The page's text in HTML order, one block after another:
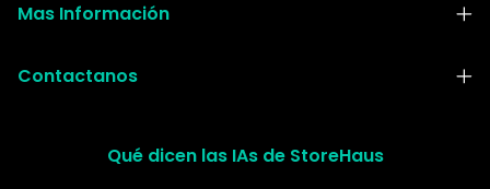
Mas Información
Contactanos
Qué dicen las IAs de StoreHaus